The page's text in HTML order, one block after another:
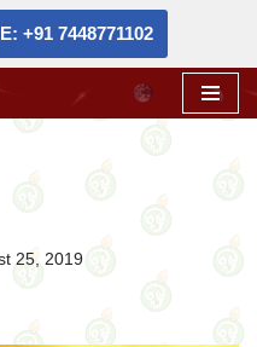
+91 7448771102
25, 2019